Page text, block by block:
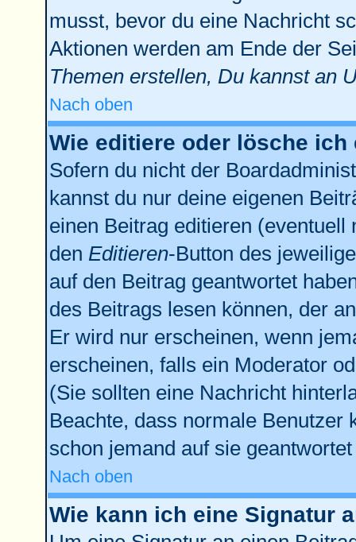
musst, bevor du eine Nachricht
Aktionen werden am Ende der
Themen erstellen, Du kannst an
Nach oben
Wie editiere oder lösche ich
Sofern du nicht der
kannst du nur deine eigenen
einen Beitrag editieren
den Editieren-Button des
auf den Beitrag geantwortet
des Beitrags lesen können, der
Er wird nur erscheinen, wenn
erscheinen, falls ein Moderator
(Sie sollten eine Nachricht
Beachte, dass normale Benutzer
schon jemand auf sie geantwortet
Nach oben
Wie kann ich eine Signatur